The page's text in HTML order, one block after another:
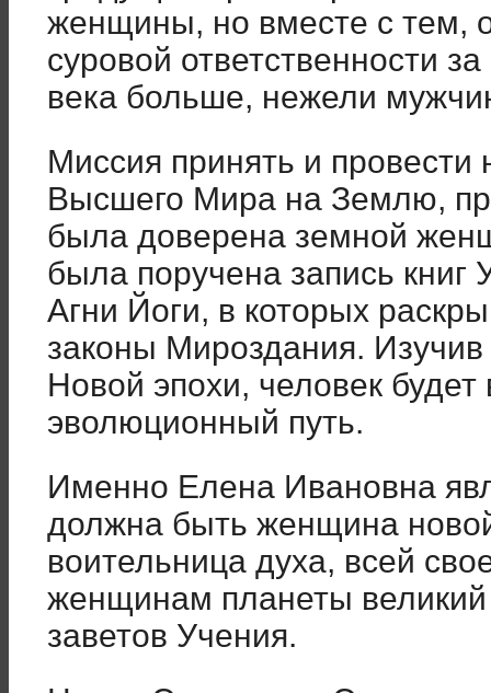
женщины, но вместе с тем,
суровой ответственности
века больше, нежели
Миссия принять и
Высшего Мира на Землю,
была доверена земной
была поручена запись
Агни Йоги, в которых
законы Мироздания.
Новой эпохи, человек
эволюционный путь.
Именно Елена Ивановна
должна быть женщина
воительница духа, всей
женщинам планеты
заветов Учения.